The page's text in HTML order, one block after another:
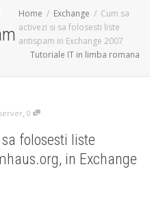
Home Exchange
Cum sa
activezi si sa folosesti liste
antispam in Exchange 2007
Tutoriale IT in limba romana
server, 0
folosesti liste
in Exchange